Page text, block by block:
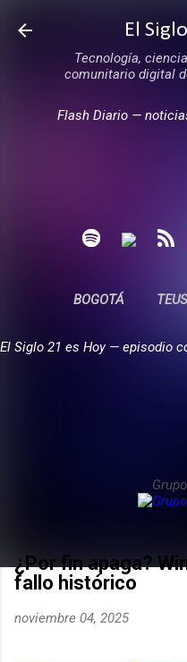
Ir al
El
Tecnología,
comunitario digital
Flash Diario —
BOGOTÁ
El Siglo 21 es Hoy — episodio
¿Por fin apaga?
fallo histórico
noviembre 04, 2025